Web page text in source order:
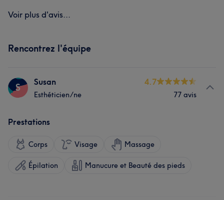
Voir plus d'avis...
Rencontrez l'équipe
S Susan
Esthéticien/ne
4.7
77 avis
Prestations
Corps Visage Massage
Épilation Manucure et Beauté des pieds